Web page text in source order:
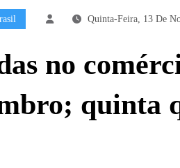
Quinta-Feira, 13 De
no
quinta